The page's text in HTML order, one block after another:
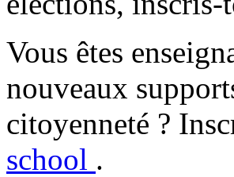
Vous êtes
nouveaux
citoyenneté ?
school .